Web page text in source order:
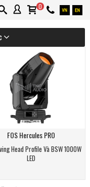
0
FOS Hercules PRO
Head Profile Và BSW 1000W
LED